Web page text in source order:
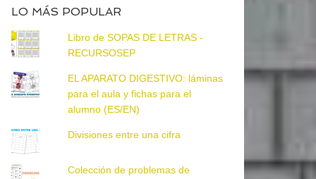
LO MÁS POPULAR
Libro de SOPAS DE LETRAS -
RECURSOSEP
EL APARATO DIGESTIVO: láminas
para el aula y fichas para el
alumno (ES/EN)
Divisiones entre una cifra
Colección de problemas de